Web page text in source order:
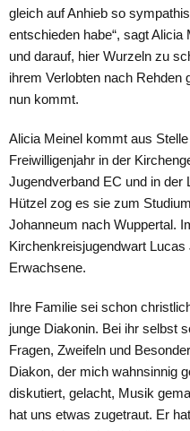
gleich auf Anhieb so
entschieden habe“, sagt Alicia
und darauf, hier Wurzeln zu
ihrem Verlobten nach Rehden
nun kommt.
Alicia Meinel kommt aus
Freiwilligenjahr in der
Jugendverband EC und in
Hützel zog es sie zum
Johanneum nach Wuppertal.
Kirchenkreisjugendwart
Erwachsene.
Ihre Familie sei schon
junge Diakonin. Bei ihr selbst
Fragen, Zweifeln und
Diakon, der mich wahnsinnig
diskutiert, gelacht, Musik
hat uns etwas zugetraut. Er